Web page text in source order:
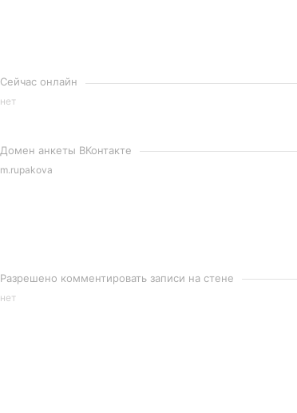
Сейчас онлайн
нет
Домен анкеты ВКонтакте
m.rupakova
Разрешено комментировать записи на стене
нет